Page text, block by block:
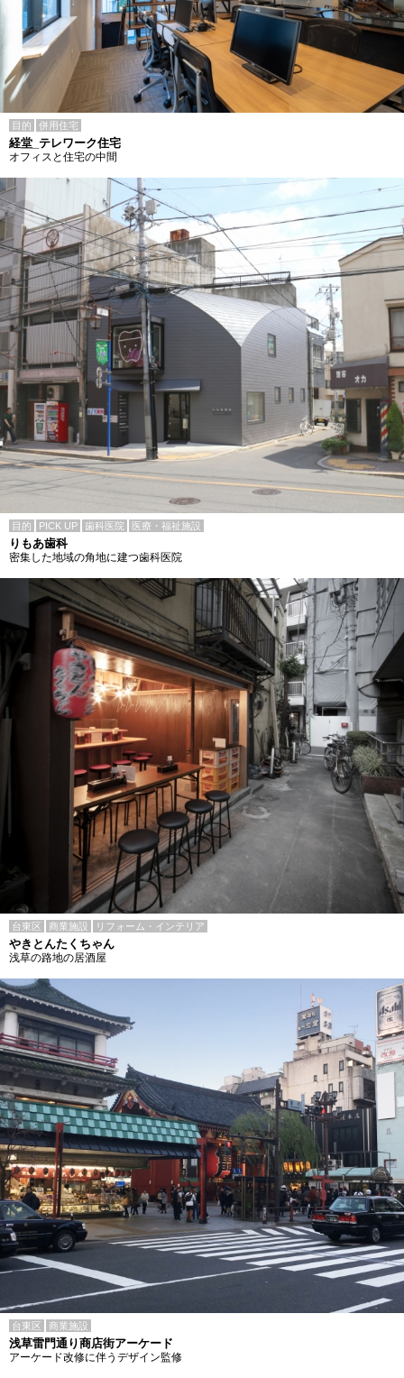
目的 併用住宅
経堂_テレワーク住宅
オフィスと住宅の中間
目的 PICK UP 歯科医院 医療・福祉施設
りもあ歯科
密集した地域の角地に建つ歯科医院
台東区 商業施設 リフォーム・インテリア
やきとんたくちゃん
浅草の路地の居酒屋
台東区 商業施設
浅草雷門通り商店街アーケード
アーケード改修に伴うデザイン監修